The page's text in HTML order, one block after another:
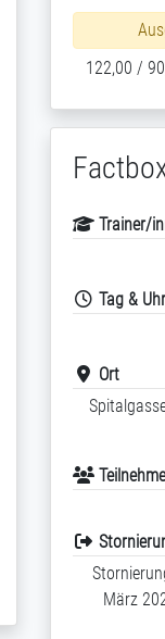
122,00 /
Trainer/
Tag &
Ort
März